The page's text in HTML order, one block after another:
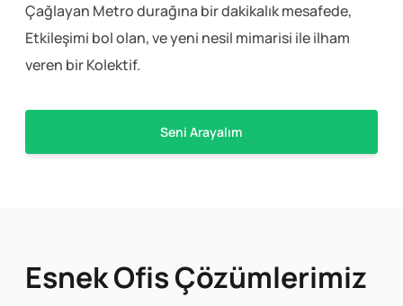
Çağlayan Metro durağına bir dakikalık mesafede,
Etkileşimi bol olan, ve yeni nesil mimarisi ile ilham
veren bir Kolektif.
Seni Arayalım
Esnek Ofis Çözümlerimiz